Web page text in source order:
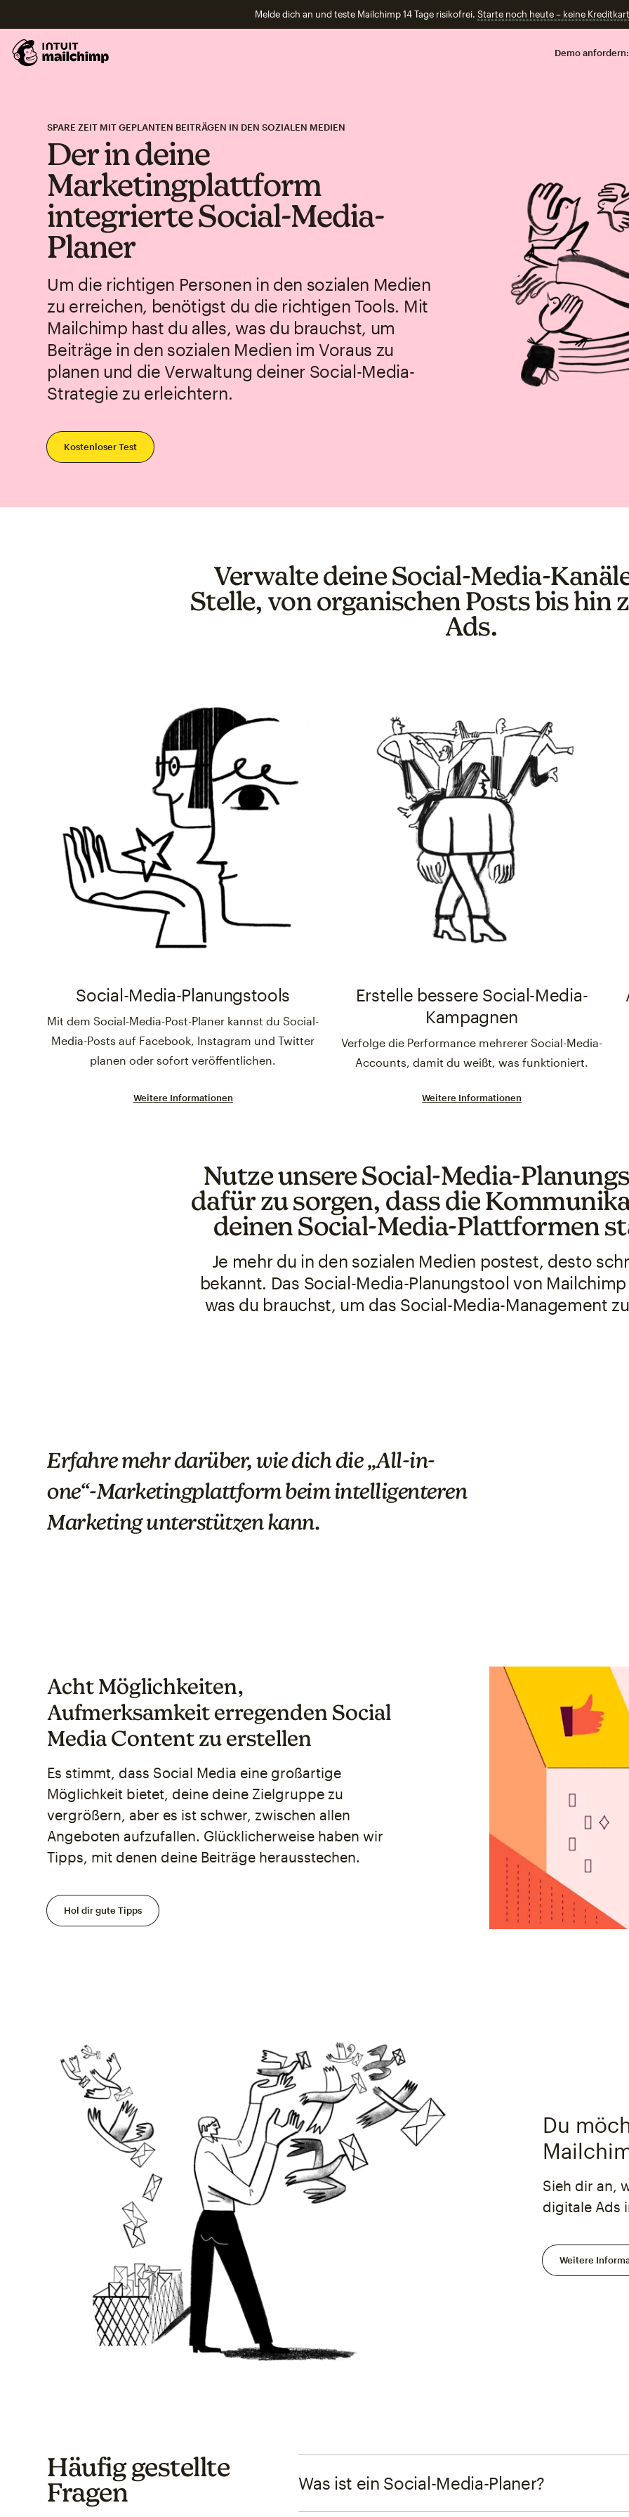
Melde dich an und teste Mailchimp 14 Tage risikofrei. Starte noch heute – keine
Demo anfordern:
SPARE ZEIT MIT GEPLANTEN BEITRÄGEN IN DEN SOZIALEN MEDIEN
Der in deine
Marketingplattform
integrierte Social-Media-
Planer
Um die richtigen Personen in den sozialen Medien
zu erreichen, benötigst du die richtigen Tools. Mit
Mailchimp hast du alles, was du brauchst, um
Beiträge in den sozialen Medien im Voraus zu
planen und die Verwaltung deiner Social-Media-
Strategie zu erleichtern.
Kostenloser Test
Verwalte deine Social-Media-
Stelle, von organischen Posts bis hin
Ads.
Social-Media-Planungstools
Mit dem Social-Media-Post-Planer kannst du Social-
Media-Posts auf Facebook, Instagram und Twitter
planen oder sofort veröffentlichen.
Weitere Informationen
Erstelle bessere Social-Media-
Kampagnen
Verfolge die Performance mehrerer Social-Media-
Accounts, damit du weißt, was funktioniert.
Weitere Informationen
Nutze unsere Social-Media-
dafür zu sorgen, dass die
deinen Social-Media-Plattformen
Je mehr du in den sozialen Medien postest, desto
bekannt. Das Social-Media-Planungstool von
was du brauchst, um das Social-Media-Management
Erfahre mehr darüber, wie dich die „All-in-
one“-Marketingplattform beim intelligenteren
Marketing unterstützen kann.
Acht Möglichkeiten,
Aufmerksamkeit erregenden Social
Media Content zu erstellen
Es stimmt, dass Social Media eine großartige
Möglichkeit bietet, deine deine Zielgruppe zu
vergrößern, aber es ist schwer, zwischen allen
Angeboten aufzufallen. Glücklicherweise haben wir
Tipps, mit denen deine Beiträge herausstechen.
Hol dir gute Tipps
Du
Sieh dir an,
digitale Ads
Weitere
Häufig gestellte
Fragen
Was ist ein Social-Media-Planer?